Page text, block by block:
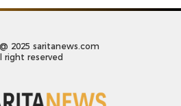
2025 saritanews.com
right reserved